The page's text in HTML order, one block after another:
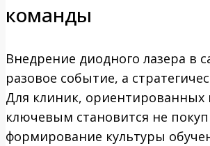
команды
Внедрение диодного лазера в
разовое событие, а
Для клиник, ориентированных
ключевым становится не
формирование культуры